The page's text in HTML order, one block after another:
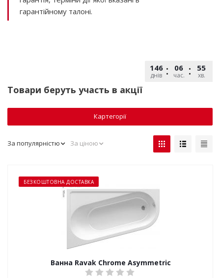
гарантійному талоні.
146
днів
06
час.
55
хв.
Товари беруть участь в акції
Картегорії
За популярністю За ціною
БЕЗКОШТОВНА ДОСТАВКА
Ванна Ravak Chrome Asymmetric